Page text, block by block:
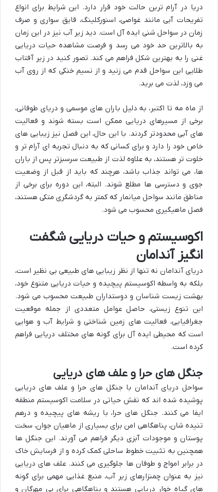
دریا در آرام ترین حالت خود قرار دارد. این شرایط برای انواع
تفریحات آبی مانند غواصی، اسنورکلینگ، قایق سواری و صرف
زمان در سواحل شنی ایده آل است. دید زیر آب نیز در این زمان
به بالاترین حد خود می رسد و فرصت مشاهده حیات دریایی
غنی را به بهترین شکل فراهم می کند. تصور کنید در زیر آفتاب
طلایی این سواحل قدم می زنید و از نسیم خنکی که از روی آب
می وزد، لذت می برید.
از ماه مه تا اکتبر، به دلیل باران های موسمی و دریای طوفانی،
برخی از مسیرهای دریایی ممکن است بسته شوند و فعالیت
های آبی محدودتر گردند. با این حال، این فصل نیز زیبایی های
خاص خود را دارد و برای کسانی که به دنبال تجربه ای آرام تر و
خلوت تر هستند، به علاوه لذت از طبیعت سرسبزتر پس از باران
ها، می تواند جذاب باشد، هرچند که باید از قبل از وضعیت
جوی و دسترسی ها مطلع شوند. البته، این دوره برای برخی از
مناطق مانند سواحل میانمار که کمتر به گردشگری متکی هستند،
فصل ماهیگیری محسوب می شود.
اکوسیستم و حیات دریایی شگفت
انگیز آندامان
دریای آندامان نه تنها از نظر زیبایی های طبیعی بی نظیر است،
بلکه به واسطه اکوسیستم پیچیده و حیات دریایی متنوع خود،
بهشت زیست شناسان و دوستداران طبیعت محسوب می شود.
این تنوع زیستی، حاصل عوامل متعددی از جمله موقعیت
جغرافیایی، فعالیت های زمین شناختی و شرایط آب و هوایی
است که محیطی ایده آل برای گونه های مختلف دریایی فراهم
کرده است.
جنگل های حرا و علف های دریایی
سواحل دریای آندامان با جنگل های حرا و علف های دریایی
پوشیده شده اند که نقش حیاتی در سلامت اکوسیستم منطقه
ایفا می کنند. جنگل های حرا، با ریشه های پیچیده و درهم
تنیده شان، پناهگاهی امن برای بسیاری از ماهیان جوان، سخت
پوستان و موجودات آبزی دیگر فراهم می آورند. این جنگل ها
همچنین به تثبیت خطوط ساحلی کمک کرده و از فرسایش خاک
در برابر امواج و طوفان ها جلوگیری می کنند. علف های دریایی
نیز به عنوان چمنزارهای زیر آب، منبع غذایی مهمی برای گونه
های گیاه خوار دریایی هستند و پناهگاهی برای بی مهرگان و